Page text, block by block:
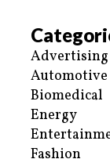
Advertising
Automotive
Biomedical
Energy
Fashion